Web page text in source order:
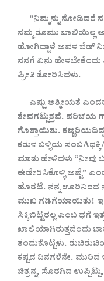
“ನಿಮ್ಮನ್ನುನೋಡಿದರೆ
ನಮ್ಮರೂಮುಖಾಲಿಯಿಲ್ಲ
ಹೋಗಿದ್ದಾಳೆ ಅವಳಬೆಡ್
ನನಗೆ ಏನು ಹೇಳಬೇಕೆಂದು
ಪ್ರೀತಿತೋರಿಸಿದಳು.
ಎಷ್ಟುಆತ್ಮೀಯತೆ
ತೇವಗಟ್ಟುತ್ತವೆ. ಪರಿಚಯ
ಗೊತ್ತಾಯಿತು.
ಕರುಳಬಳ್ಳಿಯ
ಮಾತು ಹೇಳಿದಳು “ನೀವು
ಈಡೇರಿಸಿಕೊಳ್ಳಿಅಷ್ಟೆ”
ಹೊರಟೆ. ನನ್ನಊರಿನಿಂದ
ಮುಖ ಗಡಿಗೆಯಾಯಿತು!
ಸಿಕ್ಕಿಬಿಟ್ಟರಲ್ಲಎಂಬ ಧಗೆ
ಖಾಲಿಯಾಗಿರುತ್ತದೆಂದು
ತಂದುಕೊಟ್ಟಳು.
ಕಷ್ಟದ ದಿನಗಳೆನೇ. ಮುರಿದ
ಚಿತ್ರನ್ನ, ಸೊರಗಿದ